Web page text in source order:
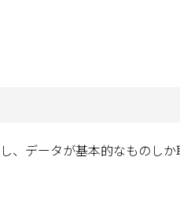
、データが基本的なものしか